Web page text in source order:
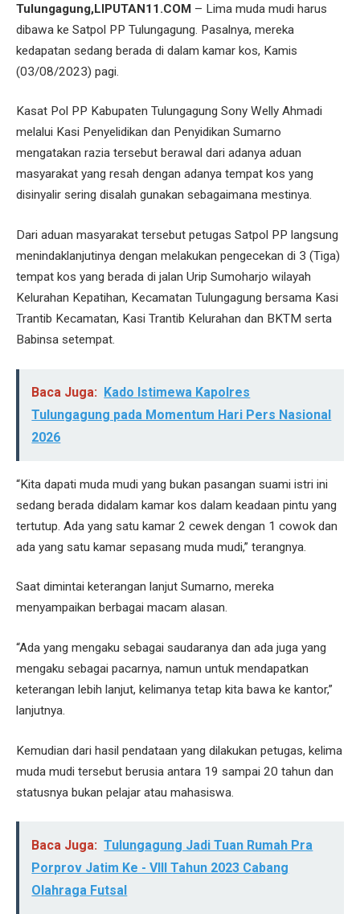
Tulungagung,LIPUTAN11.COM – Lima muda mudi harus
dibawa ke Satpol PP Tulungagung. Pasalnya, mereka
kedapatan sedang berada di dalam kamar kos, Kamis
(03/08/2023) pagi.
Kasat Pol PP Kabupaten Tulungagung Sony Welly Ahmadi
melalui Kasi Penyelidikan dan Penyidikan Sumarno
mengatakan razia tersebut berawal dari adanya aduan
masyarakat yang resah dengan adanya tempat kos yang
disinyalir sering disalah gunakan sebagaimana mestinya.
Dari aduan masyarakat tersebut petugas Satpol PP langsung
menindaklanjutinya dengan melakukan pengecekan di 3 (Tiga)
tempat kos yang berada di jalan Urip Sumoharjo wilayah
Kelurahan Kepatihan, Kecamatan Tulungagung bersama Kasi
Trantib Kecamatan, Kasi Trantib Kelurahan dan BKTM serta
Babinsa setempat.
Baca Juga: Kado Istimewa Kapolres
Tulungagung pada Momentum Hari Pers Nasional
2026
“Kita dapati muda mudi yang bukan pasangan suami istri ini
sedang berada didalam kamar kos dalam keadaan pintu yang
tertutup. Ada yang satu kamar 2 cewek dengan 1 cowok dan
ada yang satu kamar sepasang muda mudi,” terangnya.
Saat dimintai keterangan lanjut Sumarno, mereka
menyampaikan berbagai macam alasan.
“Ada yang mengaku sebagai saudaranya dan ada juga yang
mengaku sebagai pacarnya, namun untuk mendapatkan
keterangan lebih lanjut, kelimanya tetap kita bawa ke kantor,”
lanjutnya.
Kemudian dari hasil pendataan yang dilakukan petugas, kelima
muda mudi tersebut berusia antara 19 sampai 20 tahun dan
statusnya bukan pelajar atau mahasiswa.
Baca Juga: Tulungagung Jadi Tuan Rumah Pra
Porprov Jatim Ke - VIII Tahun 2023 Cabang
Olahraga Futsal